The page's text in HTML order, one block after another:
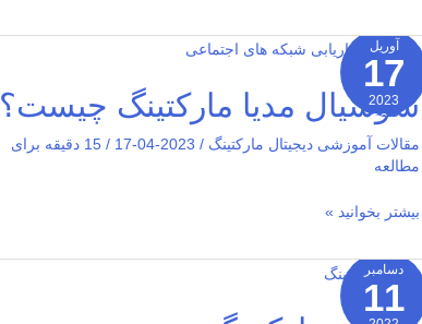
آوریل
17
2023
2026-01-
06
سوشیال مدیا مارکتینگ چیست؟
مقالات آموزشی دیجیتال مارکتینگ /
2023-04-17
/
15 دقیقه برای
مطالعه
سوشیال
مدیا
مارکتینگ
چیست؟
بیشتر بخوانید »
دسامبر
11
افیلیت
مارکتینگ